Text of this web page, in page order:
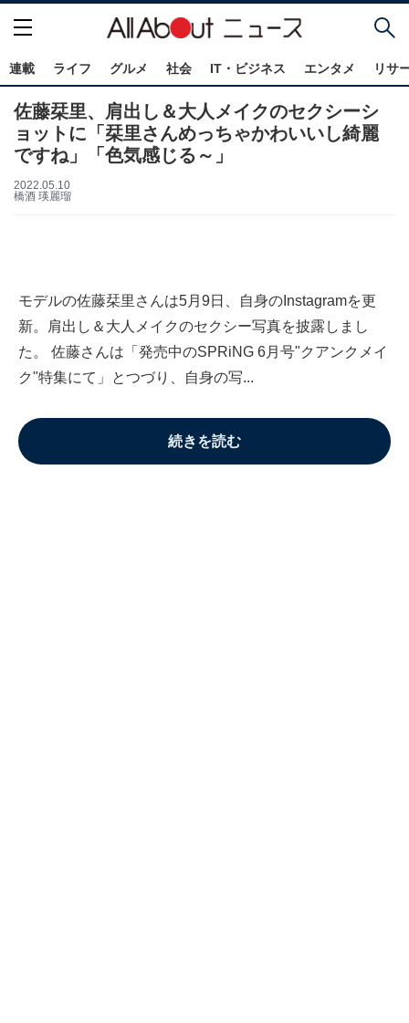
連載 ライフ グルメ 社会 IT・ビジネス エンタメ リサ
佐藤栞里、肩出し＆大人メイクのセクシーシ
ョットに「栞里さんめっちゃかわいいし綺麗
ですね」「色気感じる～」
2022.05.10
橋酒 瑛麗瑠
モデルの佐藤栞里さんは5月9日、自身のInstagramを更
新。肩出し＆大人メイクのセクシー写真を披露しまし
た。 佐藤さんは「発売中のSPRiNG 6月号"クアンクメイ
ク"特集にて」とつづり、自身の写...
続きを読む